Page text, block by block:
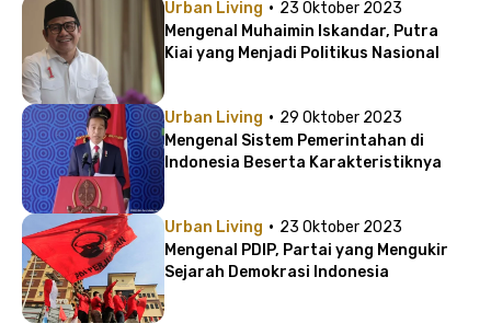
Urban Living · 23 Oktober 2023
Mengenal Muhaimin Iskandar, Putra
Kiai yang Menjadi Politikus Nasional
Urban Living · 29 Oktober 2023
Mengenal Sistem Pemerintahan di
Indonesia Beserta Karakteristiknya
Urban Living · 23 Oktober 2023
Mengenal PDIP, Partai yang Mengukir
Sejarah Demokrasi Indonesia